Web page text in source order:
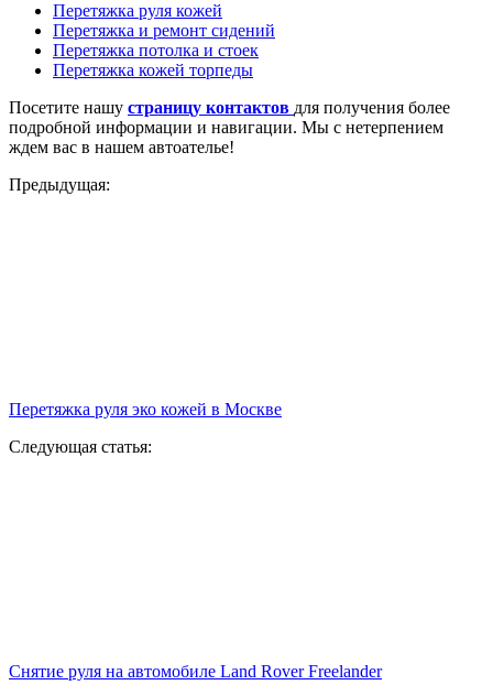
Перетяжка руля кожей
Перетяжка и ремонт сидений
Перетяжка потолка и стоек
Перетяжка кожей торпеды
Посетите нашу страницу контактов для получения более
подробной информации и навигации. Мы с нетерпением
ждем вас в нашем автоателье!
Предыдущая:
Перетяжка руля эко кожей в Москве
Следующая статья:
Снятие руля на автомобиле Land Rover Freelander